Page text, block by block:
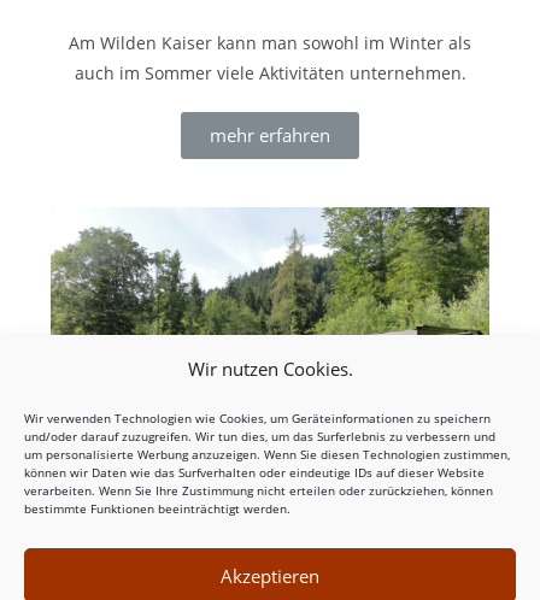
Wir nutzen Cookies.
Wir verwenden Technologien wie Cookies, um Geräteinformationen zu speichern
und/oder darauf zuzugreifen. Wir tun dies, um das Surferlebnis zu verbessern und
um personalisierte Werbung anzuzeigen. Wenn Sie diesen Technologien zustimmen,
können wir Daten wie das Surfverhalten oder eindeutige IDs auf dieser Website
verarbeiten. Wenn Sie Ihre Zustimmung nicht erteilen oder zurückziehen, können
bestimmte Funktionen beeinträchtigt werden.
Akzeptieren
Am Wilden Kaiser kann man sowohl im Winter als
auch im Sommer viele Aktivitäten unternehmen.
mehr erfahren
Kontakt & Buchung